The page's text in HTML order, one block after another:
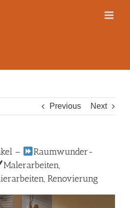
Previous Next
–
Raumwunder-
Malerarbeiten,
Renovierung